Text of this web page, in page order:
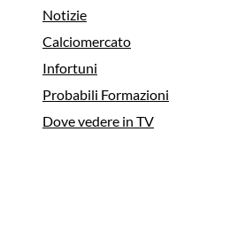
Notizie
Calciomercato
Infortuni
Probabili Formazioni
Dove vedere in TV